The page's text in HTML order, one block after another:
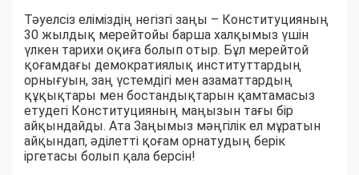
Тәуелсіз еліміздің негізгі заңы – Конституцияның
30 жылдық мерейтойы барша халқымыз үшін
үлкен тарихи оқиға болып отыр. Бұл мерейтой
қоғамдағы демократиялық институттардың
орнығуын, заң үстемдігі мен азаматтардың
құқықтары мен бостандықтарын қамтамасыз
етудегі Конституцияның маңызын тағы бір
айқындайды. Ата Заңымыз мәңгілік ел мұратын
айқындап, әділетті қоғам орнатудың берік
іргетасы болып қала берсін!